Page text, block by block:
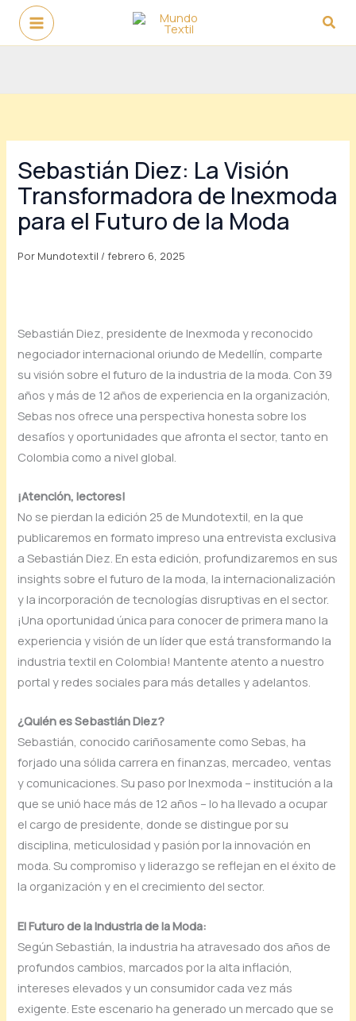
contenido
Sebastián Diez: La Visión
Transformadora de Inexmoda
para el Futuro de la Moda
Por Mundotextil /febrero 6, 2025
Sebastián Diez, presidente de Inexmoda y reconocido
negociador internacional oriundo de Medellín, comparte
su visión sobre el futuro de la industria de la moda. Con 39
años y más de 12 años de experiencia en la organización,
Sebas nos ofrece una perspectiva honesta sobre los
desafíos y oportunidades que afronta el sector, tanto en
Colombia como a nivel global.
¡Atención, lectores!
No se pierdan la edición 25 de Mundotextil, en la que
publicaremos en formato impreso una entrevista exclusiva
a Sebastián Diez. En esta edición, profundizaremos en sus
insights sobre el futuro de la moda, la internacionalización
y la incorporación de tecnologías disruptivas en el sector.
¡Una oportunidad única para conocer de primera mano la
experiencia y visión de un líder que está transformando la
industria textil en Colombia! Mantente atento a nuestro
portal y redes sociales para más detalles y adelantos.
¿Quién es Sebastián Diez?
Sebastián, conocido cariñosamente como Sebas, ha
forjado una sólida carrera en finanzas, mercadeo, ventas
y comunicaciones. Su paso por Inexmoda – institución a la
que se unió hace más de 12 años – lo ha llevado a ocupar
el cargo de presidente, donde se distingue por su
disciplina, meticulosidad y pasión por la innovación en
moda. Su compromiso y liderazgo se reflejan en el éxito de
la organización y en el crecimiento del sector.
El Futuro de la Industria de la Moda:
Según Sebastián, la industria ha atravesado dos años de
profundos cambios, marcados por la alta inflación,
intereses elevados y un consumidor cada vez más
exigente. Este escenario ha generado un mercado que se